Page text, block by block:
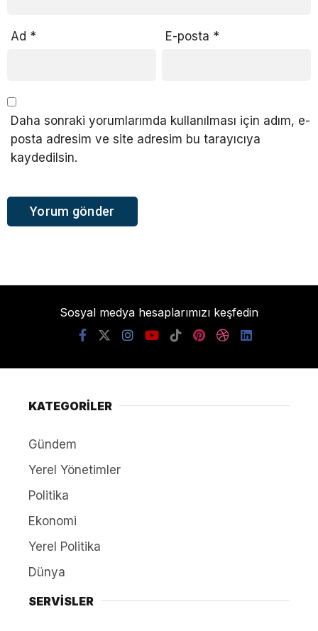
Ad * E-posta *
Daha sonraki yorumlarımda kullanılması için adım, e-
posta adresim ve site adresim bu tarayıcıya
kaydedilsin.
Sosyal medya hesaplarımızı keşfedin
KATEGORİLER
Gündem
Yerel Yönetimler
Politika
Ekonomi
Yerel Politika
Dünya
SERVİSLER